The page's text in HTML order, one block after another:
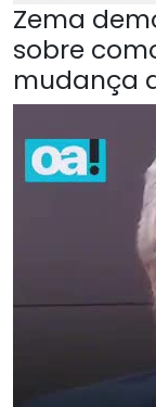
Zema
sobre
mudança